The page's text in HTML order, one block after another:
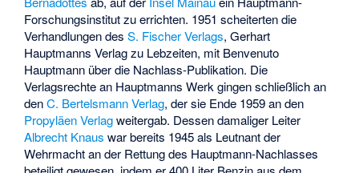
Forschungsinstitut zu errichten. 1951 scheiterten die
Verhandlungen desS. Fischer Verlags, Gerhart
Hauptmanns Verlag zu Lebzeiten, mit Benvenuto
Hauptmann über die Nachlass-Publikation. Die
Verlagsrechte an Hauptmanns Werk gingen schließlich an
denC. Bertelsmann Verlag, der sie Ende 1959 an den
Propyläen Verlagweitergab. Dessen damaliger Leiter
Albrecht Knaus war bereits 1945 als Leutnant der
Wehrmacht an der Rettung des Hauptmann-Nachlasses